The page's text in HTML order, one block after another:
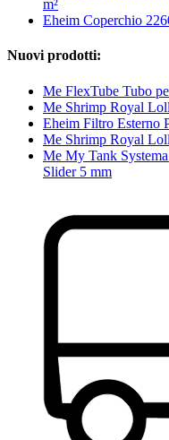
m²
Eheim Coperchio
Nuovi prodotti:
Me FlexTube Tubo
Me Shrimp Royal
Eheim Filtro Esterno
Me Shrimp Royal
Me My Tank
Slider 5 mm